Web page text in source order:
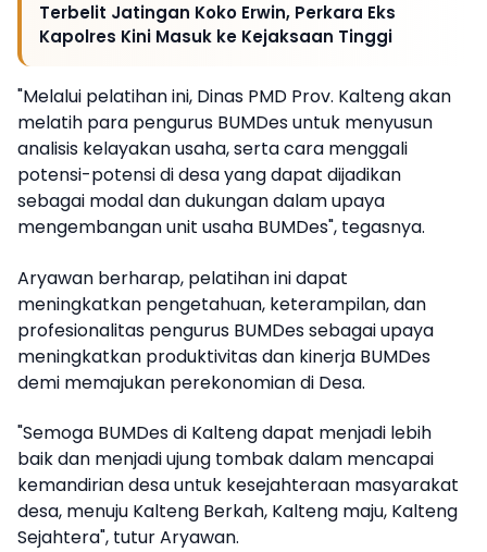
Terbelit Jatingan Koko Erwin, Perkara Eks
Kapolres Kini Masuk ke Kejaksaan Tinggi
"Melalui pelatihan ini, Dinas PMD Prov. Kalteng akan
melatih para pengurus BUMDes untuk menyusun
analisis kelayakan usaha, serta cara menggali
potensi-potensi di desa yang dapat dijadikan
sebagai modal dan dukungan dalam upaya
mengembangan unit usaha BUMDes", tegasnya.
Aryawan berharap, pelatihan ini dapat
meningkatkan pengetahuan, keterampilan, dan
profesionalitas pengurus BUMDes sebagai upaya
meningkatkan produktivitas dan kinerja BUMDes
demi memajukan perekonomian di Desa.
"Semoga BUMDes di Kalteng dapat menjadi lebih
baik dan menjadi ujung tombak dalam mencapai
kemandirian desa untuk kesejahteraan masyarakat
desa, menuju Kalteng Berkah, Kalteng maju, Kalteng
Sejahtera", tutur Aryawan.